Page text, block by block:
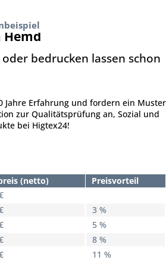
bedrucken lassen schon
Jahre Erfahrung und fordern ein Muster
zur Qualitätsprüfung an, Sozial und
bei Higtex24!
(netto)
Preisvorteil
3 %
5 %
8 %
11 %